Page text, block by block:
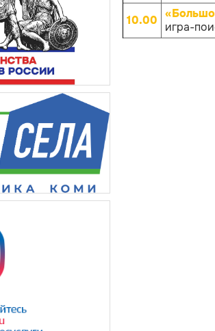
10.00
игра-